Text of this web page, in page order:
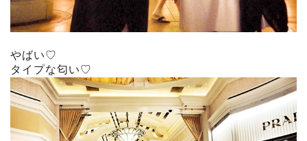
やばい♡
タイプな匂い♡